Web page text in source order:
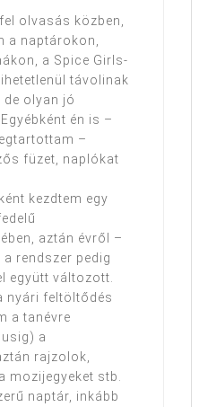
olvasás közben,
a naptárokon,
a Spice Girls-
távolinak
de olyan jó
én is –
–
füzet, naplókat
kezdtem egy
aztán évről –
rendszer pedig
együtt változott.
nyári feltöltődés
a tanévre
a
rajzolok,
mozijegyeket stb.
naptár, inkább